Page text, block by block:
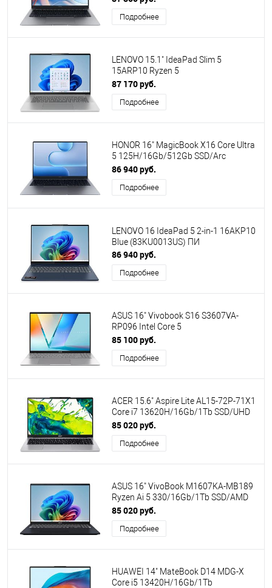
Graphics/Win11 Home/Grey
(5301ALWC)
Подробнее
LENOVO 15.1" IdeaPad Slim 5
15ARP10 Ryzen 5
7535HS/16Gb/512Gb SSD/AMD
Radeon Graphics/No OS/Grey
(83J3005VRK)
87 170 руб.
Подробнее
HONOR 16" MagicBook X16 Core Ultra
5 125H/16Gb/512Gb SSD/Arc
Graphics/Win11 Home/Grey
(5301ARGP) [ПИ]
86 940 руб.
Подробнее
LENOVO 16 IdeaPad 5 2-in-1 16AKP10
Blue (83KU0013US) ПИ
86 940 руб.
Подробнее
ASUS 16" Vivobook S16 S3607VA-
RP096 Intel Core 5
210H/16Gb/512Gb SSD/Graphics/No
OS/Cool Silver (90NB1671-M007N0)
ПИ
85 100 руб.
Подробнее
ACER 15.6" Aspire Lite AL15-72P-71X1
Core i7 13620H/16Gb/1Tb SSD/UHD
Graphics/noOS/Silver
(NX.D5GEX.001) ПИ
85 020 руб.
Подробнее
ASUS 16" VivoBook M1607KA-MB189
Ryzen Ai 5 330/16Gb/1Tb SSD/AMD
Radeon 820M/no OS/Dark Blue
(90NB15F1-M00CD0) ПИ
85 020 руб.
Подробнее
HUAWEI 14" MateBook D14 MDG-X
Core i5 13420H/16Gb/1Tb